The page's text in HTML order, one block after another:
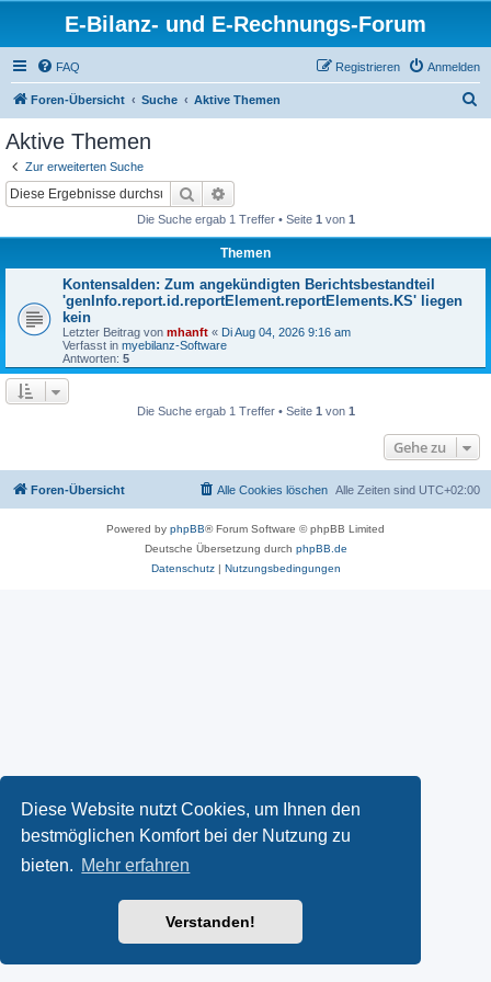
Diese Website nutzt Cookies, um Ihnen den
bestmöglichen Komfort bei der Nutzung zu
bieten. Mehr erfahren
Verstanden!
E-Bilanz- und E-Rechnungs-Forum
FAQ Anmelden
Registrieren
Foren-Übersicht Suche Aktive Themen
Aktive Themen
Zur erweiterten Suche
Suche
Die Suche ergab 1 Treffer • Seite 1 von 1
Themen
Kontensalden: Zum angekündigten Berichtsbestandteil
'genInfo.report.id.reportElement.reportElements.KS' liegen
kein
Letzter Beitrag von mhanft « Di Aug 04, 2026 9:16 am
Verfasst in myebilanz-Software
Antworten: 5
Die Suche ergab 1 Treffer • Seite 1 von 1
Gehe zu
Foren-Übersicht Alle Zeiten sind UTC+02:00
Alle Cookies löschen
Powered by phpBB® Forum Software © phpBB Limited
Deutsche Übersetzung durch phpBB.de
Datenschutz| Nutzungsbedingungen